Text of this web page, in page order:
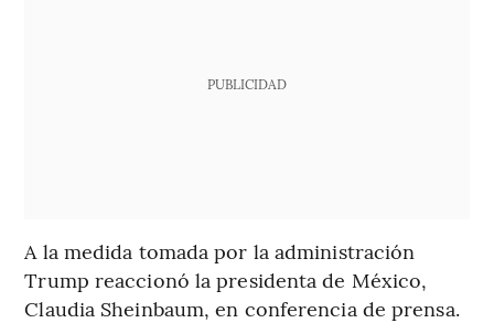
PUBLICIDAD
A la medida tomada por la administración
Trump reaccionó la presidenta de México,
Claudia Sheinbaum, en conferencia de prensa.